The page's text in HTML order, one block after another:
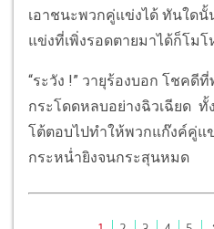
เอาชนะพวกคู่แข่งได้ ทันใด
แข่งที่เพิ่งรอดตายมาได้ก็โม
“ระวัง !” วายุร้องบอก โชค
กระโดดหลบอย่างฉิวเฉียด ทั้
โต้ตอบไปทำให้พวกแก๊งค์คู่
กระหน่ำยิงจนกระสุนหมด